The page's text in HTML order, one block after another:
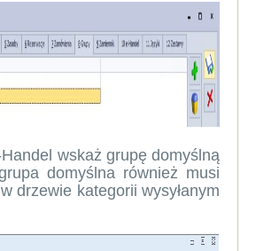
Handel wskaż grupę domyślną
domyślna również musi
drzewie kategorii wysyłanym